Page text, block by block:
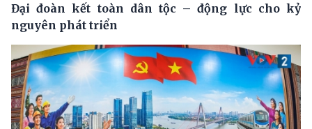
Đại đoàn kết toàn dân tộc – động lực cho kỷ
nguyên phát triển